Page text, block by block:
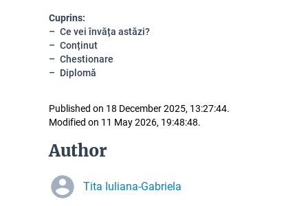
Cuprins:
Ce vei învăța astăzi?
Conținut
Chestionare
Diplomă
Published on 18 December 2025, 13:27:44.
Modified on 11 May 2026, 19:48:48.
Author
Tita Iuliana-Gabriela